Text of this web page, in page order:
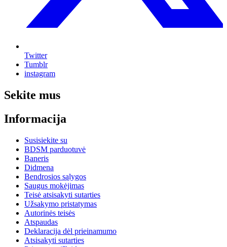
Twitter
Tumblr
instagram
Sekite mus
Informacija
Susisiekite su
BDSM parduotuvė
Baneris
Didmena
Bendrosios sąlygos
Saugus mokėjimas
Teisė atsisakyti sutarties
Užsakymo pristatymas
Autorinės teisės
Atspaudas
Deklaracija dėl prieinamumo
Atsisakyti sutarties